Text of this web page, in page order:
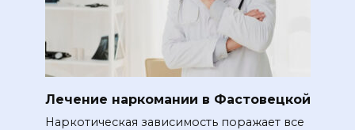
Лечение наркомании в Фастовецкой
Наркотическая зависимость поражает все